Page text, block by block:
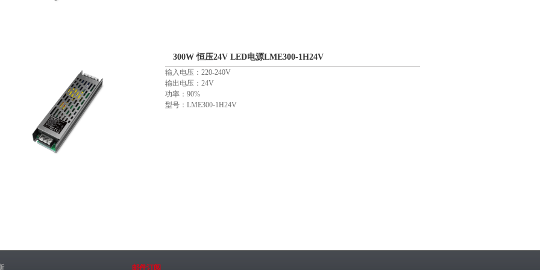
300W 恒压24V LED电源LME300-1H24V
输入电压：220-240V
输出电压：24V
功率：90%
型号：LME300-1H24V
邮件订阅